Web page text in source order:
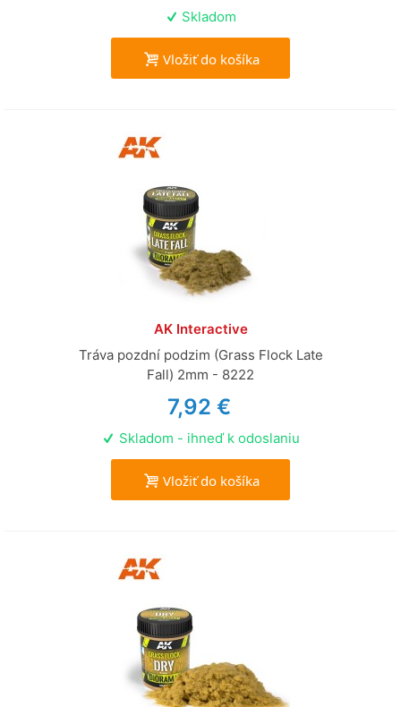
Skladom
Vložiť do košíka
AK Interactive
Tráva pozdní podzim (Grass Flock Late
Fall) 2mm - 8222
7,92 €
Skladom - ihneď k odoslaniu
Vložiť do košíka